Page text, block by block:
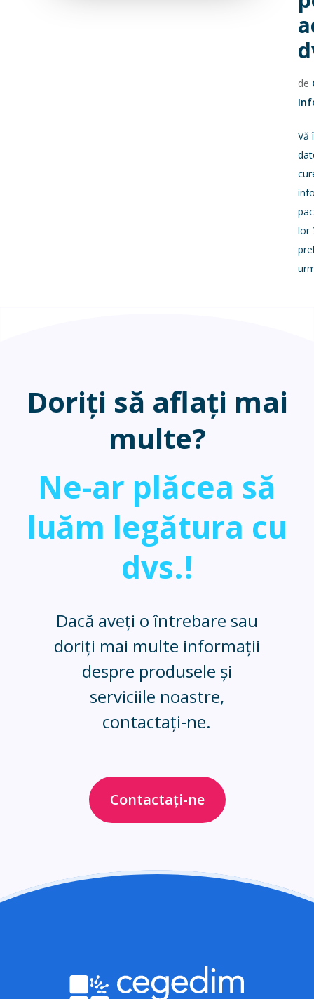
de
Vă
lor
Doriți să aflați mai
multe?
Ne-ar plăcea să
luăm legătura cu
dvs.!
Dacă aveți o întrebare sau
doriți mai multe informații
despre produsele și
serviciile noastre,
contactați-ne.
Contactați-ne